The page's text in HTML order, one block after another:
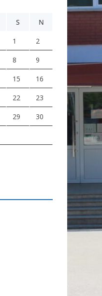
S N
1 2
8 9
15 16
22 23
29 30